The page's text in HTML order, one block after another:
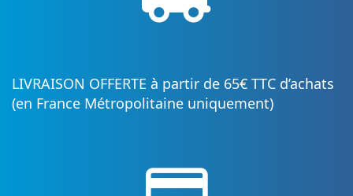
LIVRAISON OFFERTE à partir de 65€ TTC d’achats
(en France Métropolitaine uniquement)